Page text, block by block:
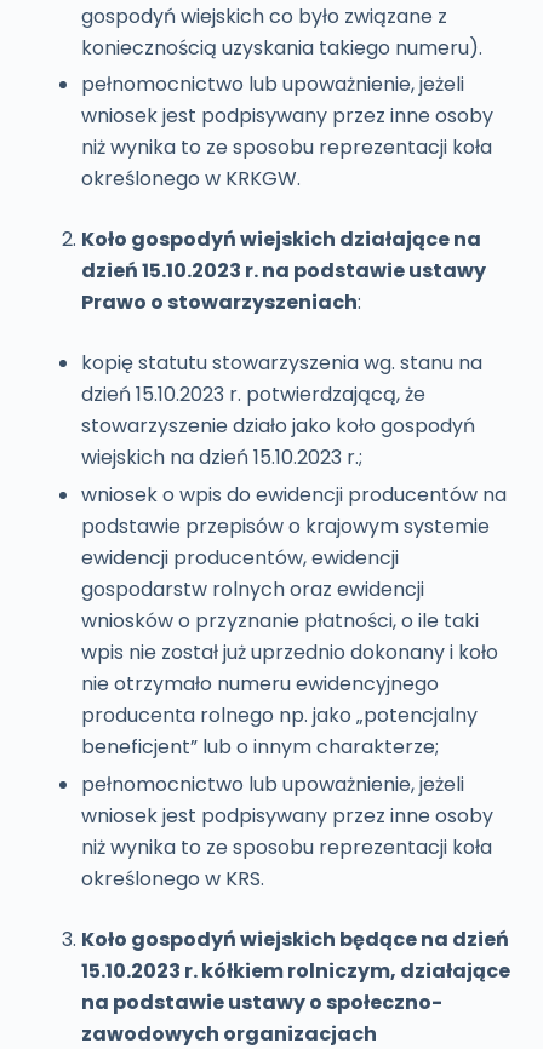
gospodyń wiejskich co było związane z
koniecznością uzyskania takiego numeru).
pełnomocnictwo lub upoważnienie, jeżeli
wniosek jest podpisywany przez inne osoby
niż wynika to ze sposobu reprezentacji koła
określonego w KRKGW.
Koło gospodyń wiejskich działające na
dzień 15.10.2023 r. na podstawie ustawy
Prawo o stowarzyszeniach:
kopię statutu stowarzyszenia wg. stanu na
dzień 15.10.2023 r. potwierdzającą, że
stowarzyszenie działo jako koło gospodyń
wiejskich na dzień 15.10.2023 r.;
wniosek o wpis do ewidencji producentów na
podstawie przepisów o krajowym systemie
ewidencji producentów, ewidencji
gospodarstw rolnych oraz ewidencji
wniosków o przyznanie płatności, o ile taki
wpis nie został już uprzednio dokonany i koło
nie otrzymało numeru ewidencyjnego
producenta rolnego np. jako „potencjalny
beneficjent” lub o innym charakterze;
pełnomocnictwo lub upoważnienie, jeżeli
wniosek jest podpisywany przez inne osoby
niż wynika to ze sposobu reprezentacji koła
określonego w KRS.
Koło gospodyń wiejskich będące na dzień
15.10.2023 r. kółkiem rolniczym, działające
na podstawie ustawy o społeczno-
zawodowych organizacjach